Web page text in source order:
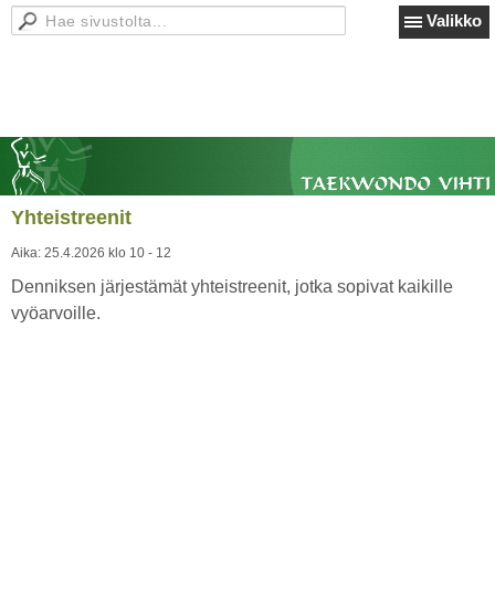
Valikko
Yhteistreenit
Aika: 25.4.2026 klo 10 - 12
Denniksen järjestämät yhteistreenit, jotka sopivat kaikille
vyöarvoille.